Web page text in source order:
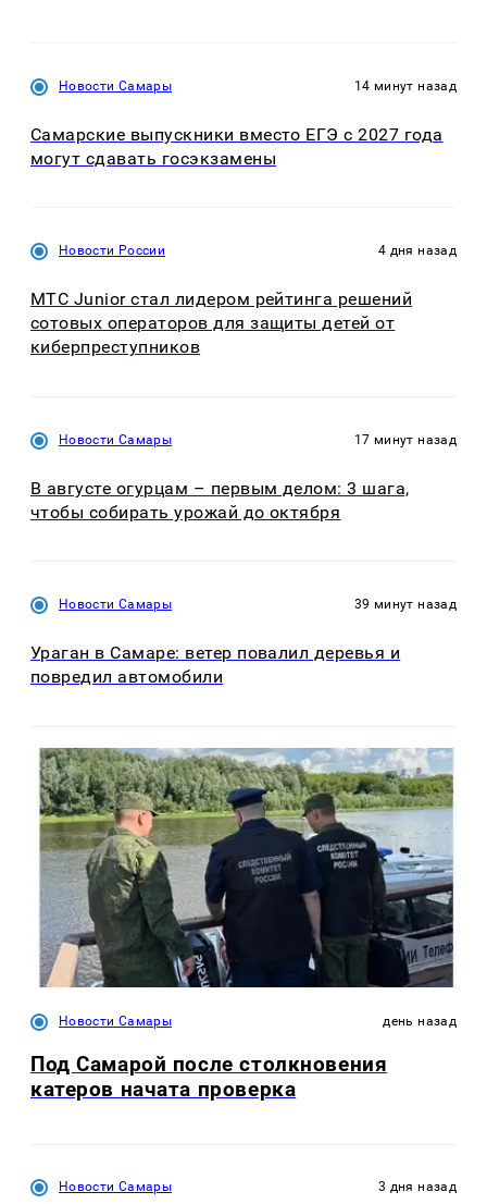
Новости Самары 14 минут назад
Самарские выпускники вместо ЕГЭ с 2027 года
могут сдавать госэкзамены
Новости России 4 дня назад
МТС Junior стал лидером рейтинга решений
сотовых операторов для защиты детей от
киберпреступников
Новости Самары 17 минут назад
В августе огурцам – первым делом: 3 шага,
чтобы собирать урожай до октября
Новости Самары 39 минут назад
Ураган в Самаре: ветер повалил деревья и
повредил автомобили
Новости Самары день назад
Под Самарой после столкновения
катеров начата проверка
Новости Самары 3 дня назад